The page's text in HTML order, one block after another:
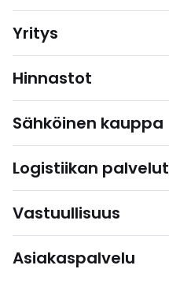
Yritys
Hinnastot
Sähköinen kauppa
Logistiikan palvelut
Vastuullisuus
Asiakaspalvelu